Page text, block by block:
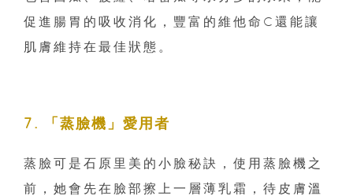
促進腸胃的吸收消化，豐富的維他命C還能讓
肌膚維持在最佳狀態。
7. 「蒸臉機」愛用者
蒸臉可是石原里美的小臉秘訣，使用蒸臉機之
前，她會先在臉部擦上一層薄乳霜，待皮膚溫